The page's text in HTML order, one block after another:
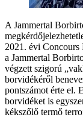
A Jammertal
2021. évi Concours
a Jammertal
végzett szigorú
borvidékéről
pontszámot érte el.
borvidéket is
kékszőlő termő